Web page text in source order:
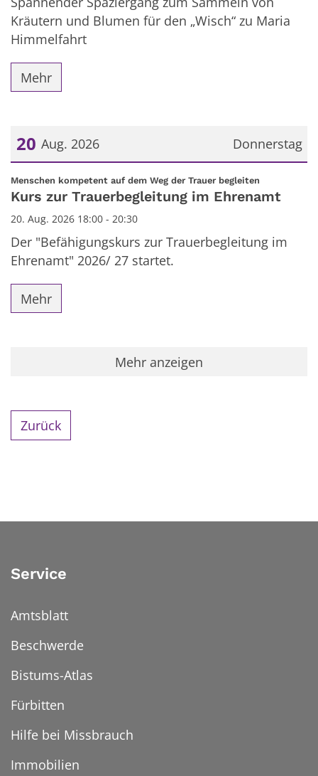
Kräutern und Blumen für den „Wisch“ zu Maria
Himmelfahrt
Mehr
Donnerstag
20 Aug. 2026
Datum: 20. August 2026
Menschen kompetent auf dem Weg der Trauer begleiten
Kurs zur Trauerbegleitung im Ehrenamt
20. Aug. 2026 18:00 - 20:30
Der "Befähigungskurs zur Trauerbegleitung im
Ehrenamt" 2026/ 27 startet.
Mehr
Mehr anzeigen
Zurück
Service
Amtsblatt
Beschwerde
Bistums-Atlas
Fürbitten
Hilfe bei Missbrauch
Immobilien